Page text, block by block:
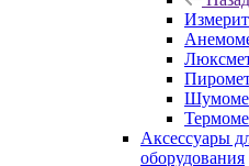
Аксессуары
оборудования